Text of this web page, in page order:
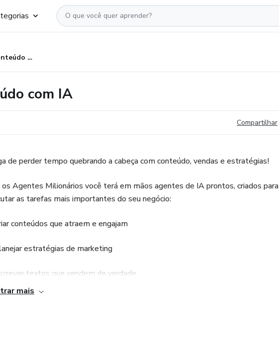
Agente de Conteúdo com IA
com IA
Compartilhar
de perder tempo quebrando a cabeça com conteúdo, vendas e estratégias!
os Agentes Milionários você terá em mãos agentes de IA prontos, criados para
as tarefas mais importantes do seu negócio:
conteúdos que atraem e engajam
estratégias de marketing
textos que vendem de verdade
mais